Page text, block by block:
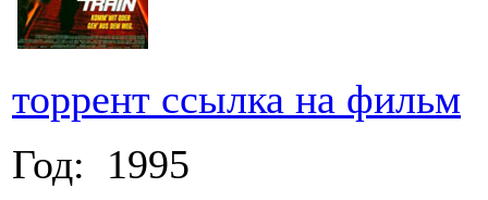
торрент ссылка на фильм
Год: 1995